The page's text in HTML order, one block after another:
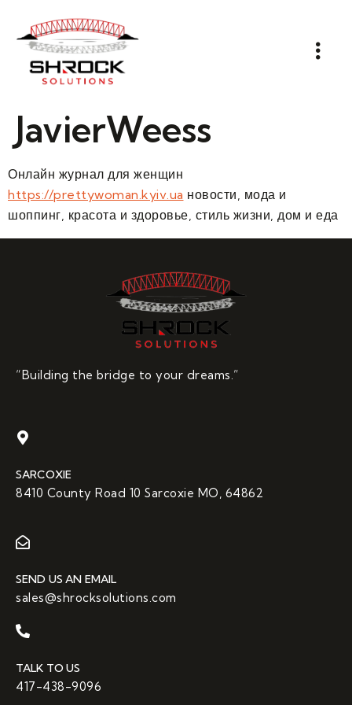
JavierWeess
Онлайн журнал для женщин
https://prettywoman.kyiv.ua новости, мода и
шоппинг, красота и здоровье, стиль жизни, дом и еда
“Building the bridge to your dreams.”
SARCOXIE
8410 County Road 10 Sarcoxie MO, 64862
SEND US AN EMAIL
sales@shrocksolutions.com
TALK TO US
417-438-9096